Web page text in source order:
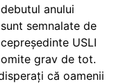
anului
semnalate de
USLI
grav de tot.
că oamenii